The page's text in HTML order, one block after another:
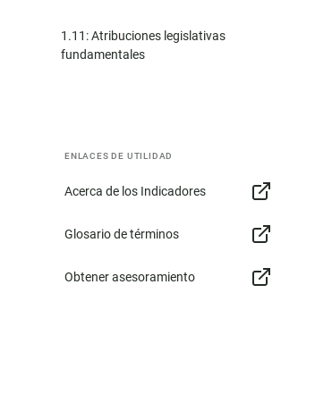
1.11: Atribuciones legislativas
fundamentales
ENLACES DE UTILIDAD
Acerca de los Indicadores
Glosario de términos
Obtener asesoramiento